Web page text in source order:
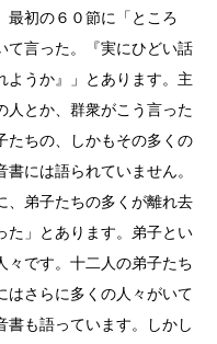
最初の６０節に「ところ
て言った。『実にひどい話
ようか』」とあります。主
人とか、群衆がこう言った
たちの、しかもその多くの
には語られていません。
、弟子たちの多くが離れ去
た」とあります。弟子とい
々です。十二人の弟子たち
はさらに多くの人々がいて
書も語っています。しかし